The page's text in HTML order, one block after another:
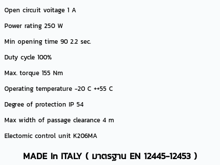
Open circuit voitage 1 A
Power rating 250 W
Min opening time 90 2.2 sec.
Duty cycle 100%
Max. torque 155 Nm
Operating temperature -20 C ++55 C
Degree of protection IP 54
Max width of passage clearance 4 m
Electomic control unit K206MA
MADE In ITALY ( มาตรฐาน EN 12445-12453 )